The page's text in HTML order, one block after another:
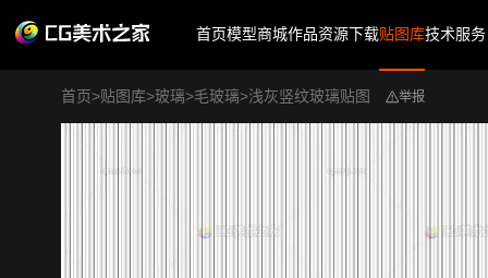
首页模型商城作品资源下载贴图库技术服务
首页>贴图库>玻璃>毛玻璃>浅灰竖纹玻璃贴图 举报